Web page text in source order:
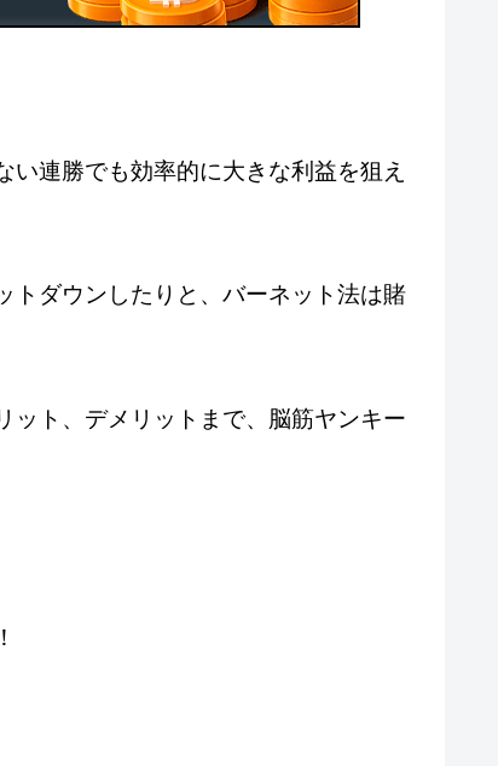
連勝でも効率的に大きな利益を狙え
トダウンしたりと、バーネット法は賭
ット、デメリットまで、脳筋ヤンキー